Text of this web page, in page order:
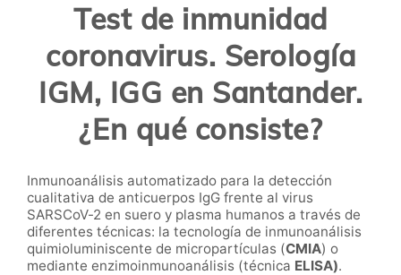
Test de inmunidad
coronavirus. Serología
IGM, IGG en Santander.
¿En qué consiste?
Inmunoanálisis automatizado para la detección
cualitativa de anticuerpos IgG frente al virus
SARSCoV-2 en suero y plasma humanos a través de
diferentes técnicas: la tecnología de inmunoanálisis
quimioluminiscente de micropartículas (CMIA) o
mediante enzimoinmunoanálisis (técnica ELISA).